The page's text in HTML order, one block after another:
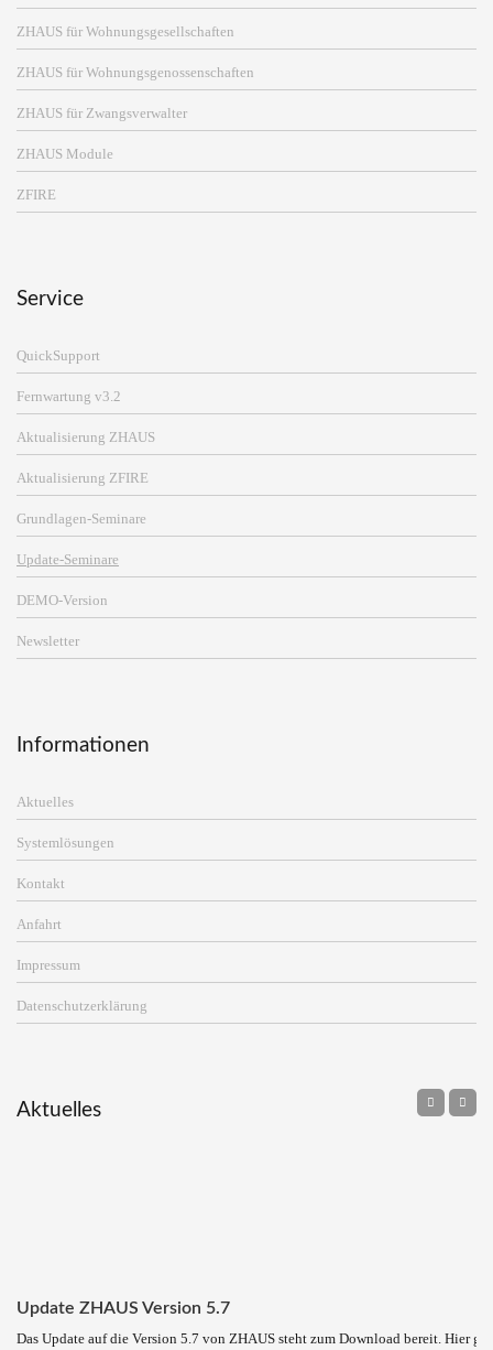
ZHAUS für Wohnungsgesellschaften
ZHAUS für Wohnungsgenossenschaften
ZHAUS für Zwangsverwalter
ZHAUS Module
ZFIRE
Service
QuickSupport
Fernwartung v3.2
Aktualisierung ZHAUS
Aktualisierung ZFIRE
Grundlagen-Seminare
Update-Seminare
DEMO-Version
Newsletter
Informationen
Aktuelles
Systemlösungen
Kontakt
Anfahrt
Impressum
Datenschutzerklärung
Aktuelles
Update ZHAUS Version 5.7
Das Update auf die Version 5.7 von ZHAUS steht zum Download bereit. Hier